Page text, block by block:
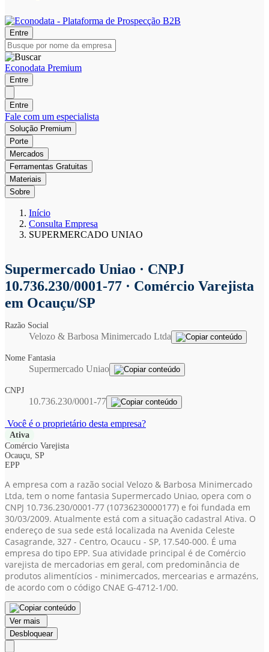
Entre
Econodata Premium
Entre
Entre
Fale com um especialista
Solução Premium
Porte
Mercados
Ferramentas Gratuitas
Materiais
Sobre
Início
Consulta Empresa
SUPERMERCADO UNIAO
Supermercado Uniao · CNPJ
10.736.230/0001-77 · Comércio Varejista
em Ocauçu/SP
Razão Social
Velozo & Barbosa Minimercado Ltda
Nome Fantasia
Supermercado Uniao
CNPJ
10.736.230/0001-77
Você é o proprietário desta empresa?
Ativa
Comércio Varejista
Ocauçu, SP
EPP
A empresa com a razão social Velozo & Barbosa Minimercado
Ltda, tem o nome fantasia Supermercado Uniao, opera com o
CNPJ 10.736.230/0001-77 (10736230000177) e foi fundada em
30/03/2009. Atualmente está com a situação cadastral Ativa. O
endereço de sua sede está localizada na Avenida Celeste
Casagrande, 327 - Centro, Ocaucu - SP, 17.540-000. É uma
empresa do tipo EPP. Sua atividade principal é de Comércio
varejista de mercadorias em geral, com predominância de
produtos alimentícios - minimercados, mercearias e armazéns,
de acordo com o código CNAE G-4712-1/00.
Ver mais
Desbloquear